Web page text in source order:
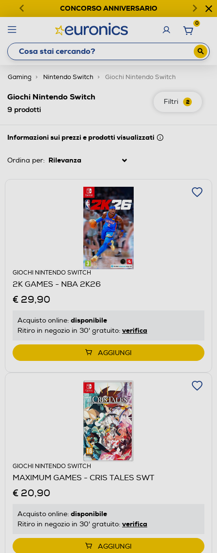
CONCORSO ANNIVERSARIO
0
Gaming Nintendo Switch Giochi Nintendo Switch
Filtri 2
Giochi Nintendo Switch
9 prodotti
Informazioni sui prezzi e prodotti visualizzati
Ordina per:
GIOCHI NINTENDO SWITCH
2K GAMES - NBA 2K26
€ 29,90
Acquisto online: disponibile
Ritiro in negozio in 30' gratuito: verifica
AGGIUNGI
GIOCHI NINTENDO SWITCH
MAXIMUM GAMES - CRIS TALES SWT
€ 20,90
Acquisto online: disponibile
Ritiro in negozio in 30' gratuito: verifica
AGGIUNGI